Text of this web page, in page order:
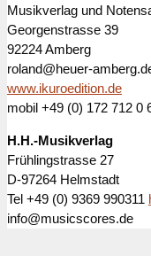
Musikverlag und
Georgenstrasse 39
92224 Amberg
roland@heuer-
www.ikuroedition.de
mobil +49 (0) 172 712 0
H.H.-Musikverlag
Frühlingstrasse 27
D-97264 Helmstadt
Tel +49 (0) 9369 990311
info@musicscores.de